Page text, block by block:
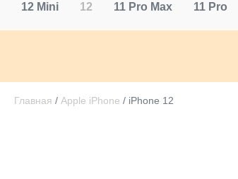
12 Mini 12 11 Pro Max 11 Pro
Главная / Apple iPhone / iPhone 12